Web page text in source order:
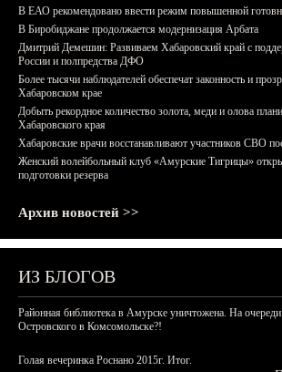
В ЕАО рекомендовано ввести режим повышенной
В Биробиджане продолжается модернизация Арбата
Дмитрий Демешин: Развиваем Хабаровский край с
России и полпредства ДФО
Более тысячи наблюдателей обеспечат законность и
Хабаровском крае
Добыть рекордное количество золота, меди и олова
Хабаровского края
Хабаровские врачи восстанавливают участников СВО
Женский волейбольный клуб «Амурские Тигрицы»
подготовки резерва
Архив новостей >>
ИЗ БЛОГОВ
Районная библиотека в Амурске уничтожена. На
Островского в Комсомольске?!
Голая вечеринка Роснано 2015г. Итог.